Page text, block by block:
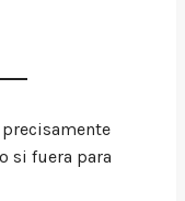
si fuera para